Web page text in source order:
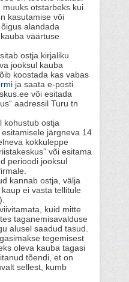
otstarbeks kui
kasutamise või
alandada
väärtuse
ostja kirjaliku
jooksul kauba
koostada kas vabas
ja saata e-posti
või esitada
aadressil Turu tn
kohustub ostja
järgneva 14
kokkuleppe
või esitama
perioodi jooksul
kannab ostja, välja
ei vasta tellitule
kuid mitte
taganemisavalduse
alusel saadud tasud.
tegemisest
oleva kauba tagasi
tõendi, et on
sellest, kumb